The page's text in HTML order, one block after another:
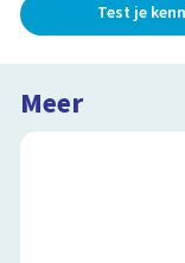
Test je
Meer